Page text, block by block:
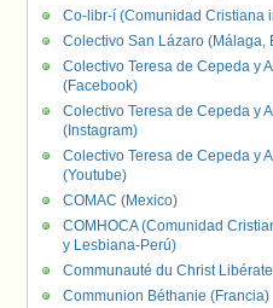
Co-libr-í (Comunidad Cristiana
Colectivo San Lázaro (Málaga,
Colectivo Teresa de Cepeda y
(Facebook)
Colectivo Teresa de Cepeda y
(Instagram)
Colectivo Teresa de Cepeda y
(Youtube)
COMAC (Mexico)
COMHOCA (Comunidad
y Lesbiana-Perú)
Communauté du Christ
Communion Béthanie (Francia)